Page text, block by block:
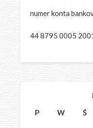
numer konta
44 8795 0005
P W Ś